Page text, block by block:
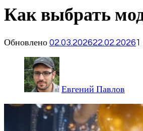
Как выбрать
Обновлено 02.03.202622.02.20261
Евгений Павлов